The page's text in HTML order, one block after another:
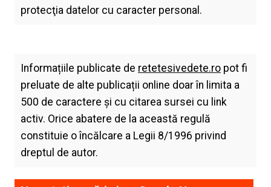
protecţia datelor cu caracter personal.
Informațiile publicate de retetesivedete.ropot fi
preluate de alte publicații online doar în limita a
500 de caractere și cu citarea sursei cu link
activ. Orice abatere de la această regulă
constituie o încălcare a Legii 8/1996 privind
dreptul de autor.